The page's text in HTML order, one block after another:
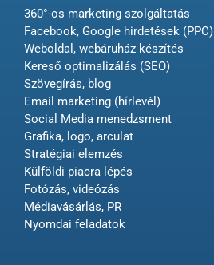
360°-os marketing szolgáltatás
Facebook, Google hirdetések (PPC)
Weboldal, webáruház készítés
Kereső optimalizálás (SEO)
Szövegírás, blog
Email marketing (hírlevél)
Social Media menedzsment
Grafika, logo, arculat
Stratégiai elemzés
Külföldi piacra lépés
Fotózás, videózás
Médiavásárlás, PR
Nyomdai feladatok